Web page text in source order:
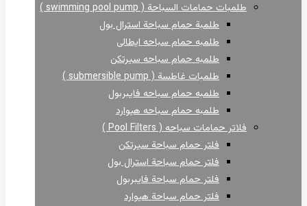
طلمبات حمامات السباحة ( swimming pool pump )
طلمبة حمام سباحة استرال بول
طلمبه حمام سباحه ايطالى
طلمبه حمام سباحه سيرتكن
طلمبات غاطسة ( submersible pump )
طلمبه حمام سباحه فايبربول
طلمبه حمام سباحه هيوارد
فلاتر حمامات سباحه ( Pool Filters )
فلتر حمام سباحة سيرتكن
فلتر حمام سباحة استرال بول
فلتر حمام سباحة فايبربول
فلتر حمام سباحة هيوارد